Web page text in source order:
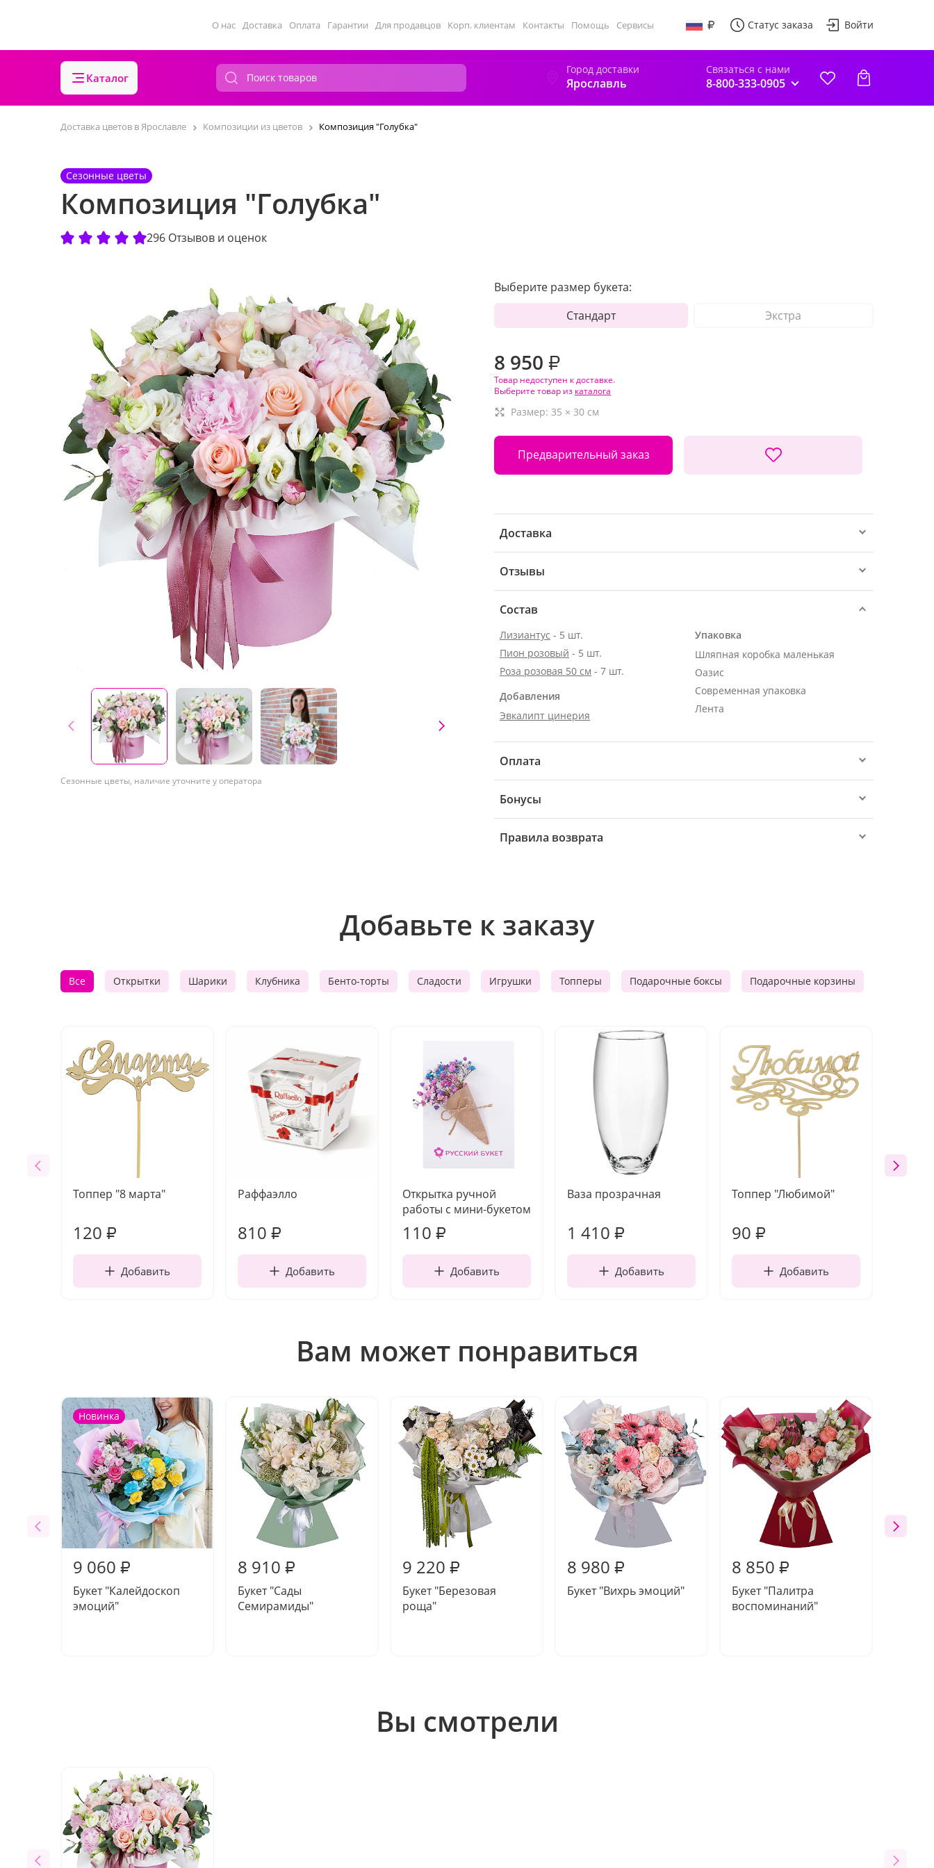
О нас Доставка Оплата Гарантии Для продавцов Корп. клиентам Контакты Помощь Сервисы Статус заказа Войти
Каталог
Город доставки
Ярославль
Связаться с нами
8-800-333-0905
Доставка цветов в Ярославле Композиции из цветов Композиция "Голубка"
Сезонные цветы
Композиция "Голубка"
296 Отзывов и оценок
Сезонные цветы, наличие уточните у оператора
Выберите размер букета:
Стандарт
Экстра
8 950 ₽
Товар недоступен к доставке.
Выберите товар из каталога
Размер: 35 × 30 см
Предварительный заказ
Доставка
Отзывы
Состав
Лизиантус - 5 шт.
Пион розовый - 5 шт.
Роза розовая 50 см - 7 шт.
Добавления
Эвкалипт цинерия
Упаковка
Шляпная коробка маленькая
Оазис
Современная упаковка
Лента
Оплата
Бонусы
Правила возврата
Добавьте к заказу
Все Открытки Шарики Клубника Бенто-торты Сладости Игрушки Топперы Подарочные боксы Подарочные корзины
Топпер "8 марта"
120 ₽
Добавить
Раффаэлло
810 ₽
Добавить
Открытка ручной
работы с мини-букетом
110 ₽
Добавить
Ваза прозрачная
1 410 ₽
Добавить
Топпер "Любимой"
90 ₽
Добавить
Вам может понравиться
Новинка
9 060 ₽
Букет "Калейдоскоп
эмоций"
8 910 ₽
Букет "Сады
Семирамиды"
9 220 ₽
Букет "Березовая
роща"
8 980 ₽
Букет "Вихрь эмоций"
8 850 ₽
Букет "Палитра
воспоминаний"
Вы смотрели